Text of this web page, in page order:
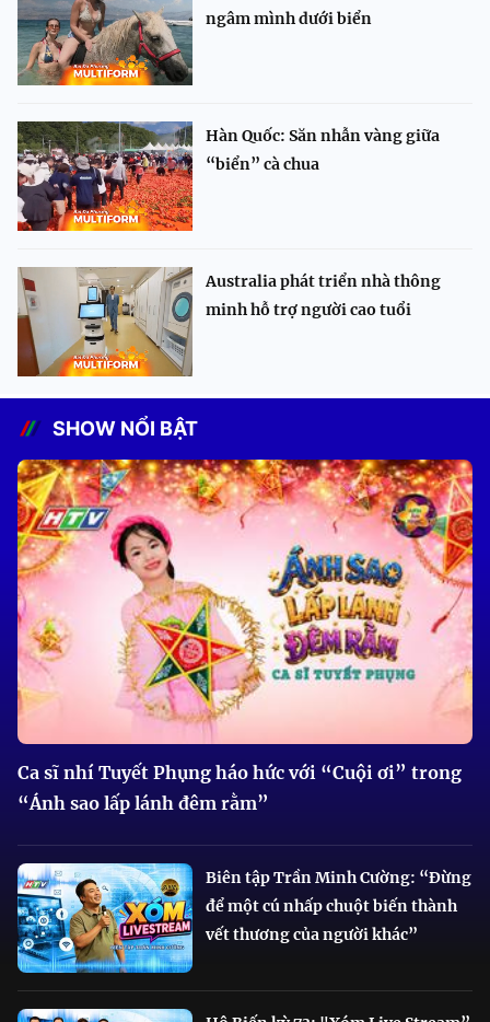
ngâm mình dưới biển
Hàn Quốc: Săn nhẫn vàng giữa
“biển” cà chua
Australia phát triển nhà thông
minh hỗ trợ người cao tuổi
SHOW NỔI BẬT
Ca sĩ nhí Tuyết Phụng háo hức với “Cuội ơi” trong
“Ánh sao lấp lánh đêm rằm”
Biên tập Trần Minh Cường: “Đừng
để một cú nhấp chuột biến thành
vết thương của người khác”